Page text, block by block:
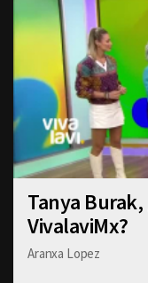
Tanya
VivalaviMx?
Aranxa Lopez